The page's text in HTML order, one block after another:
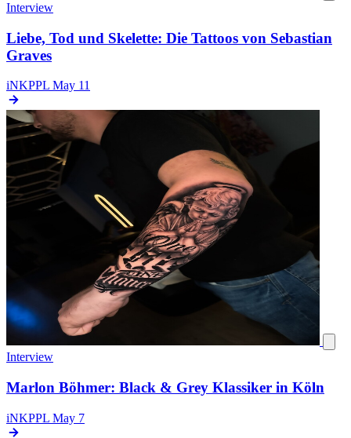
Interview
Liebe, Tod und Skelette: Die Tattoos von Sebastian
Graves
iNKPPL May 11
Interview
Marlon Böhmer: Black & Grey Klassiker in Köln
iNKPPL May 7